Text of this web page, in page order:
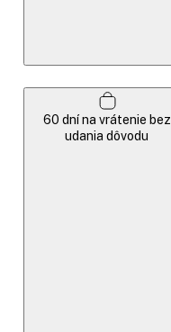
60 dní na vrátenie bez
udania dôvodu